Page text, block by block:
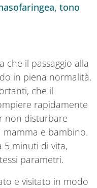
tono
che il passaggio alla
in piena normalità.
che il
rapidamente
non disturbare
mamma e bambino.
5 minuti di vita,
parametri.
e visitato in modo